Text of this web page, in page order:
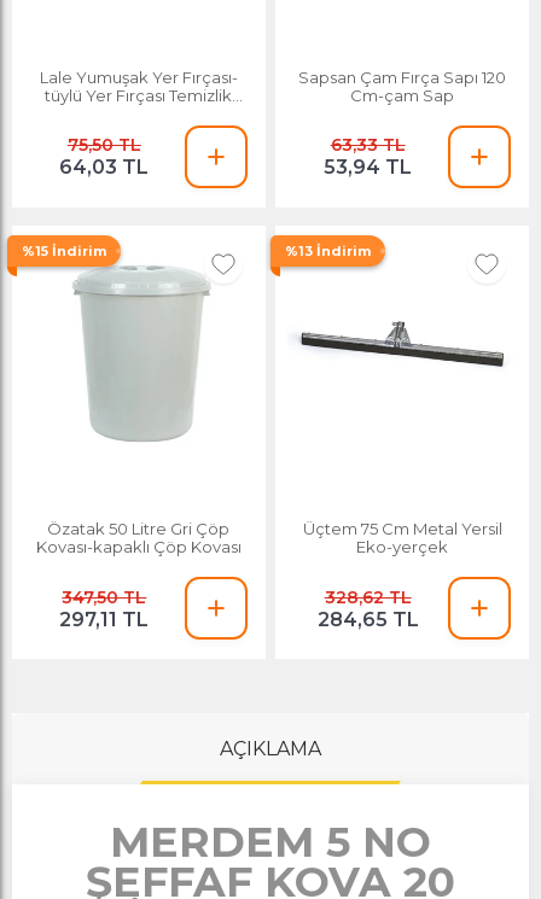
Lale Yumuşak Yer Fırçası-
tüylü Yer Fırçası Temizlik
75,50 TL
64,03 TL
Sapsan Çam Fırça Sapı 120
Cm-çam Sap
63,33 TL
53,94 TL
%15 İndirim
Özatak 50 Litre Gri Çöp
Kovası-kapaklı Çöp Kovası
347,50 TL
297,11 TL
%13 İndirim
Üçtem 75 Cm Metal Yersil
Eko-yerçek
328,62 TL
284,65 TL
AÇIKLAMA
MERDEM 5 NO
ŞEFFAF KOVA 20